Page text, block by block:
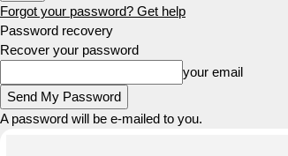
Forgot your password? Get help
Password recovery
Recover your password
your email
A password will be e-mailed to you.